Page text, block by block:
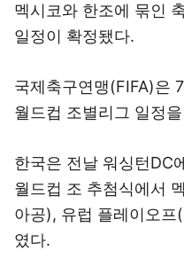
멕시코와 한조에 묶인
일정이 확정됐다.
국제축구연맹(FIFA)은
월드컵 조별리그 일정
한국은 전날 워싱턴DC
월드컵 조 추첨식에서
아공), 유럽 플레이오프
였다.